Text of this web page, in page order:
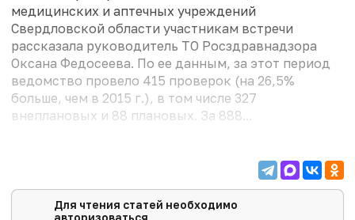
медицинских и аптечных учреждений
Свердловской области участникам встречи
рассказала руководитель ТО Росздравнадзора
Оксана Федосеева. По ее данным, за этот период
ведомство провело 415 проверок (на 26,5%
больше, чем в 2015 г.), в том числе 327
внеплановых и 88 плановых. За 888...
Для чтения статей необходимо